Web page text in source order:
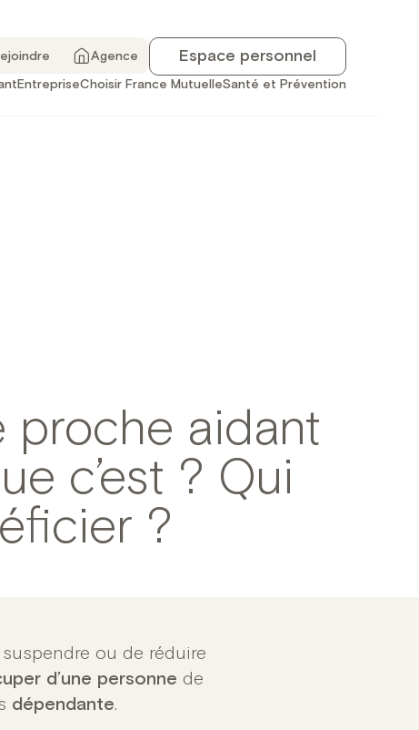
Agence Espace personnel
EntrepriseChoisir France MutuelleSanté et Prévention
proche aidant
c’est ? Qui
?
ou de réduire
d’une personne de
dépendante.